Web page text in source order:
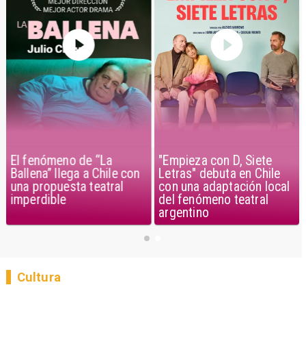
El fenómeno de “La
Ballena” llega a Chile con
una propuesta teatral
imperdible
"Empieza con D, Siete
Letras" debuta en Chile
con una adaptación local
del fenómeno teatral
argentino
Cultura